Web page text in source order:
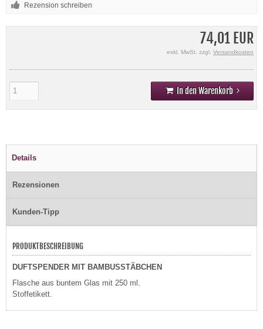
Rezension schreiben
74,01 EUR
exkl. MwSt. zzgl. Versandkosten
In den Warenkorb
Details
Rezensionen
Kunden-Tipp
PRODUKTBESCHREIBUNG
DUFTSPENDER MIT BAMBUSSTÄBCHEN
Flasche aus buntem Glas mit 250 ml.
Stoffetikett.